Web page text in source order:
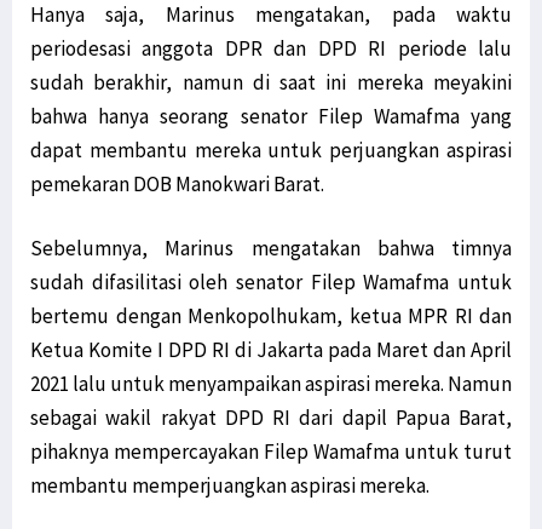
Hanya saja, Marinus mengatakan, pada waktu
periodesasi anggota DPR dan DPD RI periode lalu
sudah berakhir, namun di saat ini mereka meyakini
bahwa hanya seorang senator Filep Wamafma yang
dapat membantu mereka untuk perjuangkan aspirasi
pemekaran DOB Manokwari Barat.
Sebelumnya, Marinus mengatakan bahwa timnya
sudah difasilitasi oleh senator Filep Wamafma untuk
bertemu dengan Menkopolhukam, ketua MPR RI dan
Ketua Komite I DPD RI di Jakarta pada Maret dan April
2021 lalu untuk menyampaikan aspirasi mereka. Namun
sebagai wakil rakyat DPD RI dari dapil Papua Barat,
pihaknya mempercayakan Filep Wamafma untuk turut
membantu memperjuangkan aspirasi mereka.